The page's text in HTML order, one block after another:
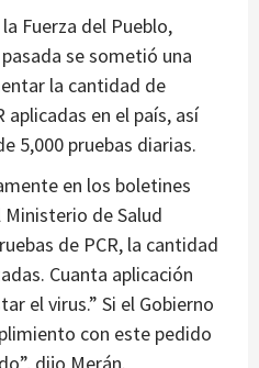
Fuerza del Pueblo,
se sometió una
la cantidad de
aplicadas en el país, así
5,000 pruebas diarias.
en los boletines
de Salud
de PCR, la cantidad
Cuanta aplicación
el virus.” Si el Gobierno
con este pedido